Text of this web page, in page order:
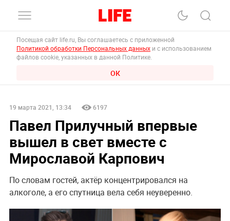
Посещая сайт life.ru, Вы соглашаетесь с приложенной
Политикой обработки Персональных данных и с использованием
файлов cookie, указанных в данной Политике.
ОК
19 марта 2021, 13:34 6197
Павел Прилучный впервые
вышел в свет вместе с
Мирославой Карпович
По словам гостей, актёр концентрировался на
алкоголе, а его спутница вела себя неуверенно.